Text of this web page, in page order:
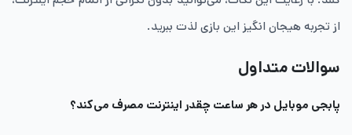
از تجربه هیجان‌ انگیز این بازی لذت ببرید.
سوالات متداول
پابجی موبایل در هر ساعت چقدر اینترنت مصرف می‌کند؟